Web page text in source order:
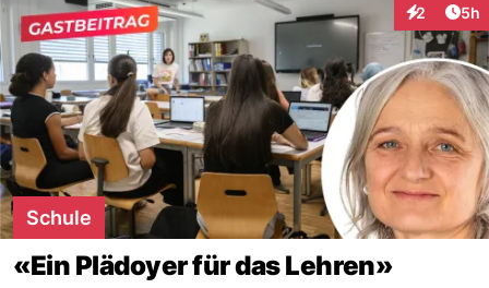
2 5h
Schule
«Ein Plädoyer für das Lehren»